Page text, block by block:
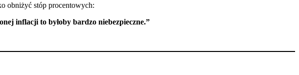
obniżyć stóp procentowych:
inflacji to byłoby bardzo niebezpieczne.”